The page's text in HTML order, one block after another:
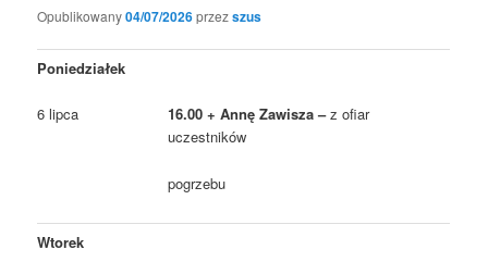
Opublikowany04/07/2026przezszus
Poniedziałek
6 lipca 16.00 + Annę Zawisza –z ofiar
uczestników
pogrzebu
Wtorek